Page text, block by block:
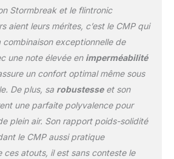
adaptés pour la
randonnée, l'alpinisme, le
cyclisme, le golf, le
camping, la pêche, le
travail, le canotage, la
randonnée, l'équitation,
la chasse, le jogging, le
canotage, les jeux d'eau,
le tourisme paysager, la
promenade du chien,
etc. activités de pluie en
plein air et vêtements
Stormbreak et le flintronic
aient leurs mérites, c’est le CMP qui
combinaison exceptionnelle de
une note élevée en imperméabilité
un confort optimal même sous
De plus, sa robustesseet son
une parfaite polyvalence pour
plein air. Son rapport poids-solidité
le CMP aussi pratique
ces atouts, il est sans conteste le